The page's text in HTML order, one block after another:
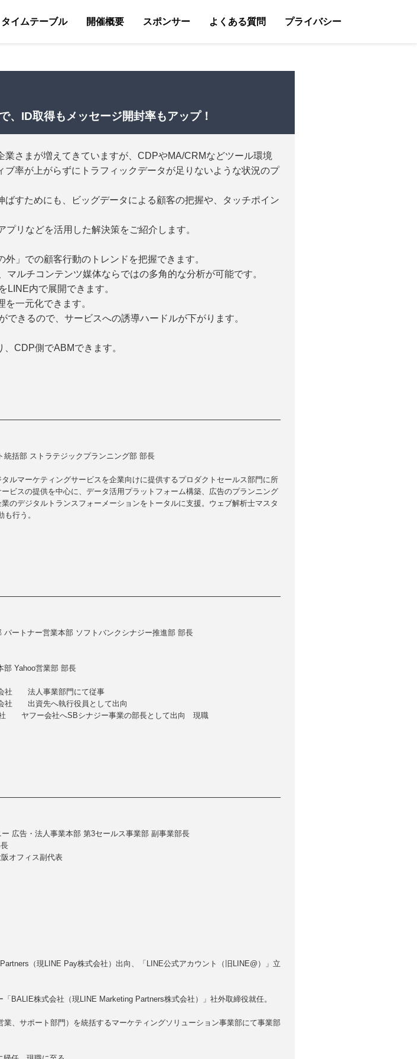
タイムテーブル 開催概要 スポンサー よくある質問 プライバシー
ID取得もメッセージ開封率もアップ！
さまが増えてきていますが、CDPやMA/CRMなどツール環境
率が上がらずにトラフィックデータが足りないような状況のプ
すためにも、ビッグデータによる顧客の把握や、タッチポイン
リなどを活用した解決策をご紹介します。
」での顧客行動のトレンドを把握できます。
ルチコンテンツ媒体ならではの多角的な分析が可能です。
LINE内で展開できます。
一元化できます。
きるので、サービスへの誘導ハードルが下がります。
CDP側でABMできます。
括部 ストラテジックプランニング部 部長
ルマーケティングサービスを企業向けに提供するプロダクトセールス部門に所
ビスの提供を中心に、データ活用プラットフォーム構築、広告のプランニング
のデジタルトランスフォーメーションをトータルに支援。ウェブ解析士マスタ
行う。
ートナー営業本部 ソフトバンクシナジー推進部 部長
部 Yahoo営業部 部長
社 法人事業部門にて従事
社 出資先へ執行役員として出向
フー会社へSBシナジー事業の部長として出向 現職
広告・法人事業本部 第3セールス事業部 副事業部長
オフィス副代表
（現LINE Pay株式会社）出向、「LINE公式アカウント（旧LINE@）」立
「BALIE株式会社（現LINE Marketing Partners株式会社）」社外取締役就任。
業、サポート部門）を統括するマーケティングソリューション事業部にて事業部